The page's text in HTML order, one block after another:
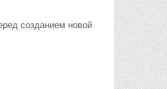
созданием новой